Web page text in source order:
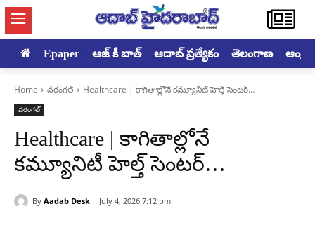
Epaper ఆజ్ కీ బాత్ ఆదాబ్ ప్రత్యేకం తెలంగాణ
Home వరంగల్‌ Healthcare | కాగితాల్లోనే కమ్యూనిటీ హెల్త్ సెంటర్…
వరంగల్‌
Healthcare | కాగితాల్లోనే
కమ్యూనిటీ హెల్త్ సెంటర్…
By Aadab Desk July 4, 2026 7:12 pm